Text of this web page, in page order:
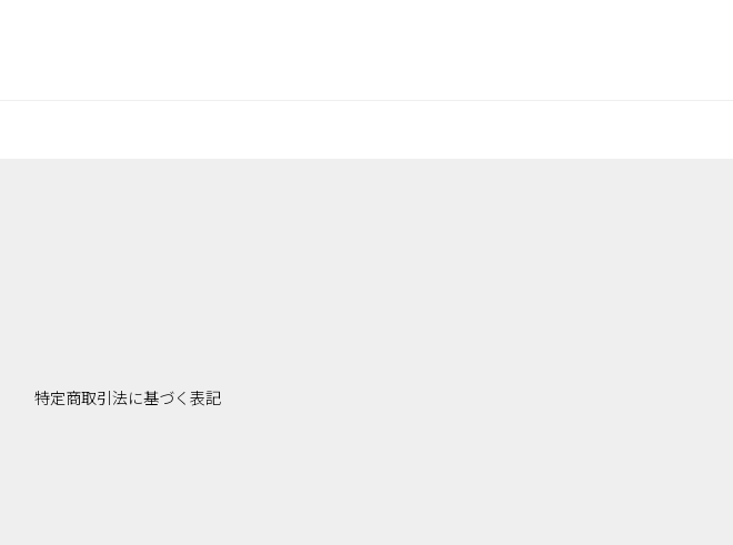
特定商取引法に基づく表記